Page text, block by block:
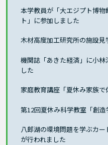
本学教員が「大エジプト博
ト」に参加しました
木材高度加工研究所の施設
機関誌「あきた経済」に小
した
家庭教育講座「夏休み家族
第12回夏休み科学教室「創
八郎湖の環境問題を学ぶカ
が行われました